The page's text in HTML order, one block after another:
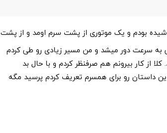
بودم و یک موتوری از پشت سرم اومد و از پشت
به سرعت دور میشد و من مسیر زیادی رو طی کردم
از کار بیرونم هم صرفنظر کردم و با حال بد
داستان رو برای همسرم تعریف کردم پرسید مگه